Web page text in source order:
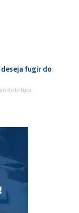
fugir do
de leitura